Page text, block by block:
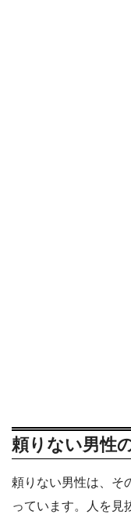
頼りない男性
頼りない男性は、そ
っています。人を見